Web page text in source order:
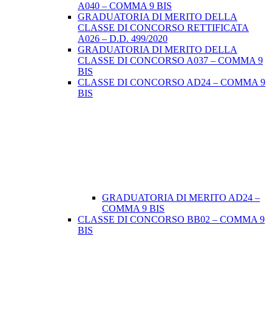
A040 – COMMA 9 BIS
GRADUATORIA DI MERITO DELLA
CLASSE DI CONCORSO RETTIFICATA
A026 – D.D. 499/2020
GRADUATORIA DI MERITO DELLA
CLASSE DI CONCORSO A037 – COMMA 9
BIS
CLASSE DI CONCORSO AD24 – COMMA 9
BIS
GRADUATORIA DI MERITO AD24 –
COMMA 9 BIS
CLASSE DI CONCORSO BB02 – COMMA 9
BIS